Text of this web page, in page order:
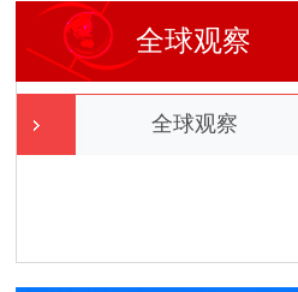
全球观察
全球观察